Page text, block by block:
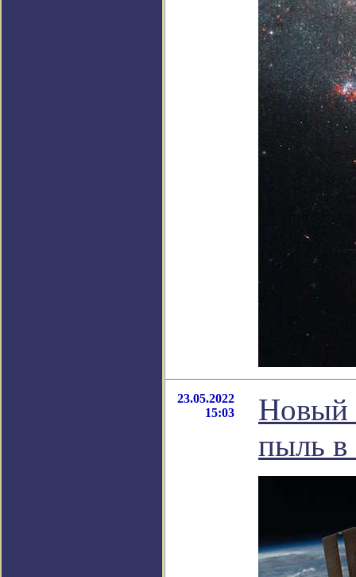
23.05.2022
15:03
Новый
пыль в